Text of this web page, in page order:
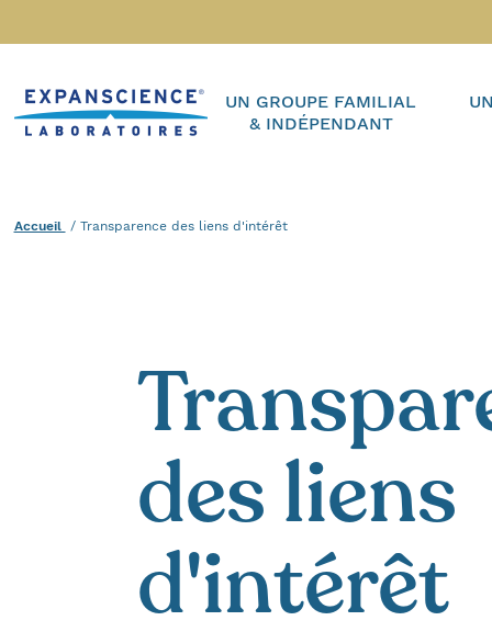
Accueil
UN GROUPE FAMILIAL
& INDÉPENDANT
Accueil Actuel :
Transparence des liens d'intérêt
des liens
d'intérêt